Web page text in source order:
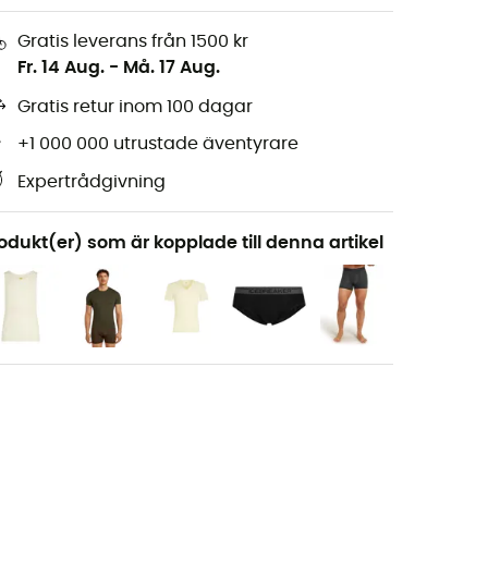
Gratis leverans från 1500 kr
Fr. 14 Aug. - Må. 17 Aug.
Gratis retur inom 100 dagar
+1 000 000 utrustade äventyrare
Expertrådgivning
som är kopplade till denna artikel